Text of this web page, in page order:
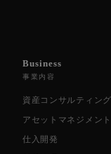
Business
事業内容
資産コンサルティング
アセットマネジメント
仕入開発